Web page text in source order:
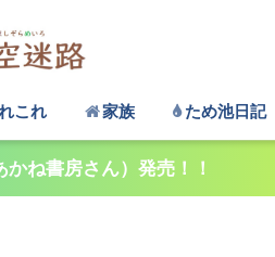
これ 家族 ため池日記
ね書房さん）発売！！